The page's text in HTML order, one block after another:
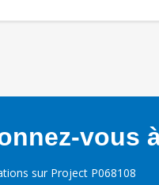
vous
sur Project P068108